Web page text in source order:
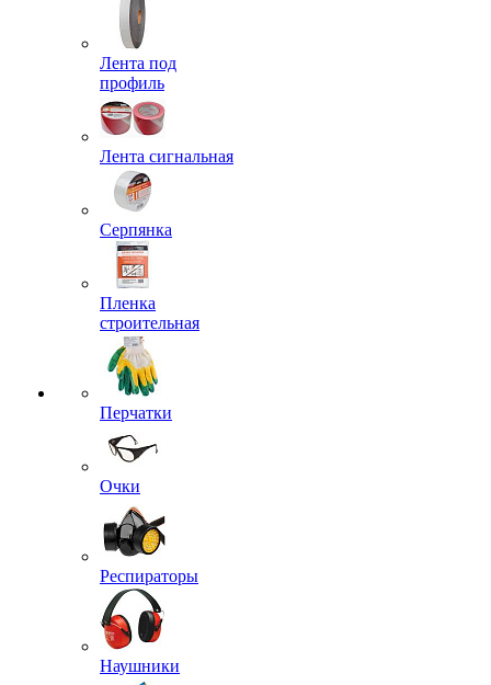
Лента под
профиль
Лента сигнальная
Серпянка
Пленка
строительная
Перчатки
Очки
Респираторы
Наушники